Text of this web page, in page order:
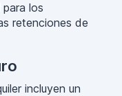
los
retenciones de
incluyen un